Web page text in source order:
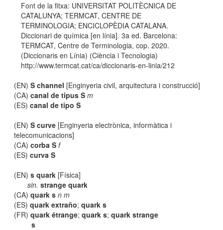
Font de la fitxa: UNIVERSITAT POLITÈCNICA DE
CATALUNYA; TERMCAT, CENTRE DE
TERMINOLOGIA; ENCICLOPÈDIA CATALANA.
Diccionari de química [en línia]. 3a ed. Barcelona:
TERMCAT, Centre de Terminologia, cop. 2020.
(Diccionaris en Línia) (Ciència i Tecnologia)
http://www.termcat.cat/ca/diccionaris-en-linia/212
(EN)S channel [Enginyeria civil, arquitectura i construcció]
(CA)canal de tipus S m
(ES)canal de tipo S
(EN)S curve [Enginyeria electrònica, informàtica i
telecomunicacions]
(CA)corba S f
(ES)curva S
(EN)s quark [Física]
sin. strange quark
(CA)quark s n m
(ES)quark extraño;quark s
(FR)quark étrange;quark s;quark strange
s